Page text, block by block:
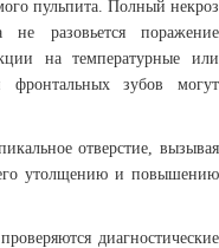
пульпита. Полный некроз
не разовьется поражение
на температурные или
фронтальных зубов могут
отверстие, вызывая
утолщению и повышению
диагностические